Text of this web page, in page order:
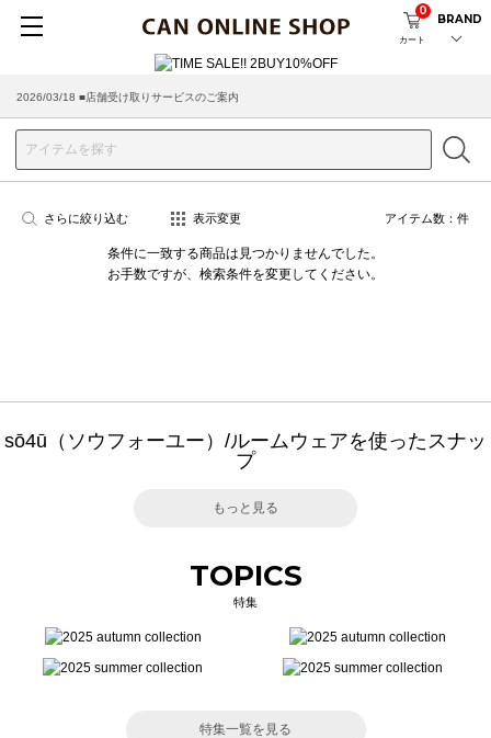
カート
0
BRAND
2026/03/18 ■店舗受け取りサービスのご案内
さらに絞り込む 表示変更 アイテム数： 件
条件に一致する商品は見つかりませんでした。
お手数ですが、検索条件を変更してください。
sō4ū（ソウフォーユー）/ルームウェアを使ったスナッ
プ
もっと見る
TOPICS
特集
特集一覧を見る